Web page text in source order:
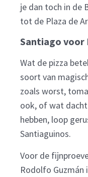
je dan toch in de
tot de Plaza de
Santiago voor
Wat de pizza
soort van
zoals worst,
ook, of wat
hebben, loop
Santiaguinos.
Voor de
Rodolfo Guzmán